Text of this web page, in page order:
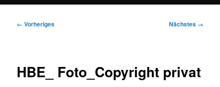
Bilder-
← Vorheriges Nächstes →
HBE_ Foto_Copyright privat